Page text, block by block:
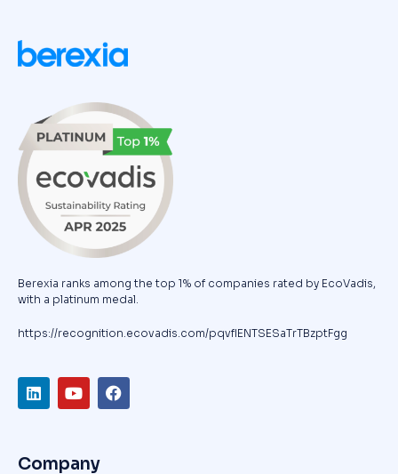
Berexia ranks among the top 1% of companies rated by EcoVadis,
with a platinum medal.
https://recognition.ecovadis.com/pqvfIENTSESaTrTBzptFgg
Company